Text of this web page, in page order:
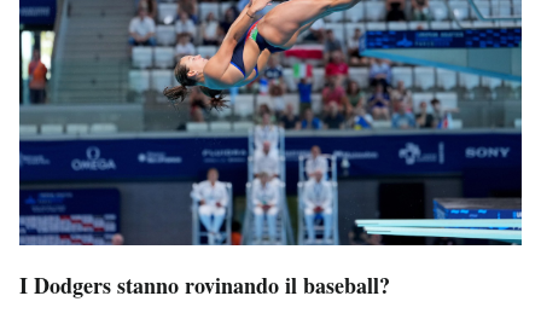
I Dodgers stanno rovinando il baseball?